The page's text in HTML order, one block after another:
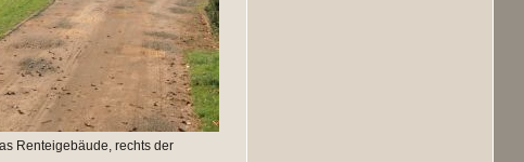
Renteigebäude, rechts der